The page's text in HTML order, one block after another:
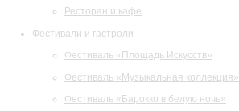
Ресторан и кафе
Фестивали и гастроли
Фестиваль «Площадь Искусств»
Фестиваль «Музыкальная коллекция»
Фестиваль «Барокко в белую ночь»